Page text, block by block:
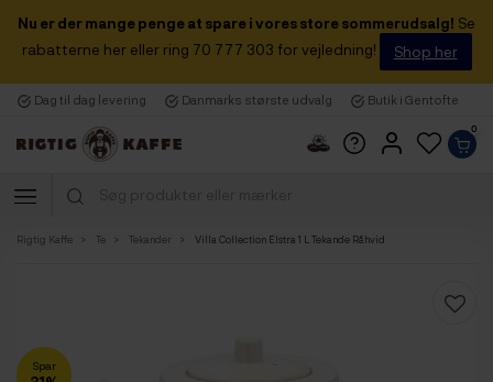
Nu er der mange penge at spare i vores store sommerudsalg! Se
rabatterne her eller ring 70 777 303 for vejledning!
Shop her
Dag til dag levering Danmarks største udvalg Butik i Gentofte
0
Rigtig Kaffe Te Tekander Villa Collection Elstra 1 L Tekande Råhvid
Spar